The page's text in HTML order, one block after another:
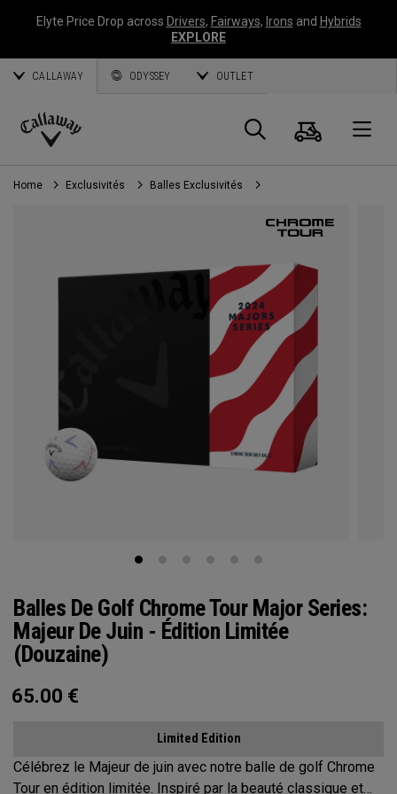
Elyte Price Drop across Drivers, Fairways, Irons and Hybrids
EXPLORE
CALLAWAY ODYSSEY OUTLET
Callaway
Golf
Panier
Home Exclusivités Balles Exclusivités
Balles De Golf Chrome Tour Major Series:
Majeur De Juin - Édition Limitée
(Douzaine)
65.00 €
Limited Edition
Célébrez le Majeur de juin avec notre balle de golf Chrome
Tour en édition limitée. Inspiré par la beauté classique et